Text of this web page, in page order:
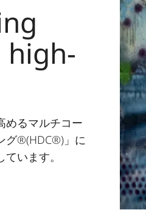
めるマルチコー
グ®(HDC®)」に
います。